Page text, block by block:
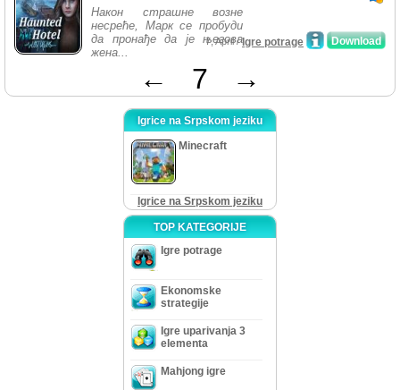
Након страшне возне
несреће, Марк се пробуди
да пронађе да је његова
жена...
Download
7, April /Igre potrage
← 7 →
Igrice na Srpskom jeziku
Minecraft
Igrice na Srpskom jeziku
TOP KATEGORIJE
Igre potrage
Ekonomske
strategije
Igre uparivanja 3
elementa
Mahjong igre